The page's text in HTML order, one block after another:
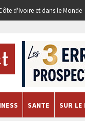
d'Ivoire et dans le Monde
SANTE SUR LE